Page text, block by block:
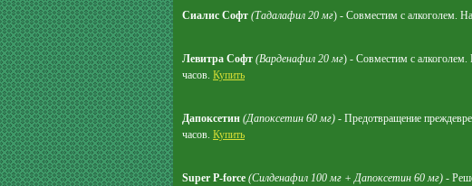
Сиалис Софт (Тадалафил 20 мг) - Совместим с алкоголем.
Левитра Софт (Варденафил 20 мг) - Совместим с алкоголем.
часов. Купить
Дапоксетин (Дапоксетин 60 мг) - Предотвращение
часов. Купить
Super P-force (Силденафил 100 мг + Дапоксетин 60 мг) -